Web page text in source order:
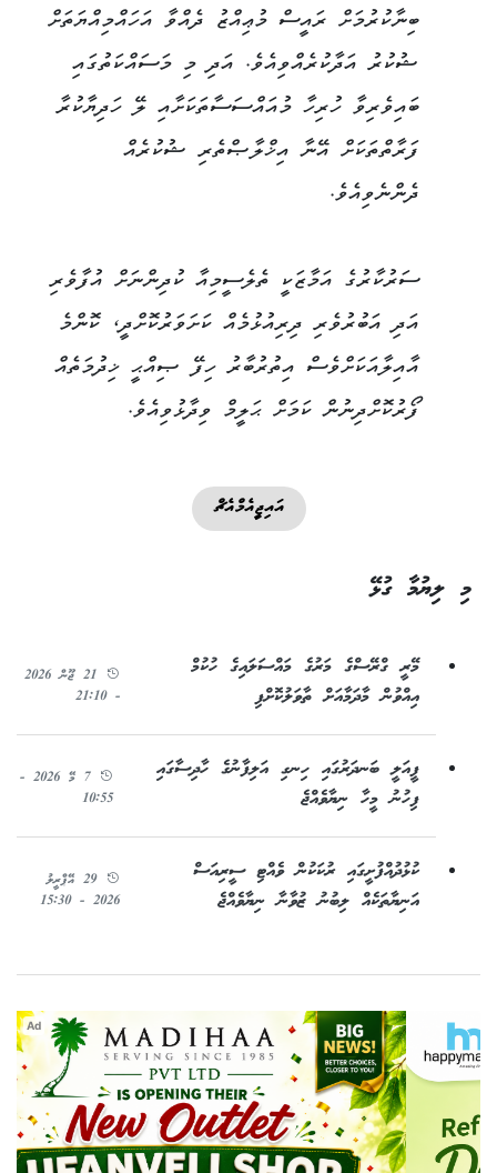
ބިނާކުރުމަށް ރައީސް މުޢިއްޒު ދެއްވާ އަހައްމިއްޔަތަށް
ޝުކުރު އަދާކުރެއްވިއެވެ. އަދި މި މަސައްކަތުގައި
ބައިވެރިވާ ހުރިހާ މުއައްސަސާތަކަށާއި ލޭ ހަދިޔާކުރާ
ފަރާތްތަކަށް އޭނާ އިޚްލާޞްތެރި ޝުކުރެއް
ދެންނެވިއެވެ.
ސަރުކާރުގެ އަމާޒަކީ ތެލެސީމިއާ ކުދިންނަށް އުފާވެރި
އަދި އަބުރުވެރި ދިރިއުޅުމެއް ކަށަވަރުކޮށްދީ، ކޮންމެ
އާއިލާއަކަށްވެސް އިތުރުބާރު ހިފޭ ޞިއްޙީ ޚިދުމަތެއް
ފޯރުކޮށްދިނުން ކަމަށް ޙަލީމް ވިދާޅުވިއެވެ.
އައިޖީއެމްއެޗް
މި ލިޔުމާ ގުޅޭ
މޭރީ ގްރޭސްގެ މަރުގެ މައްސަލައިގެ ހުކުމް
އިއްވުން މާދަމާއަށް ތާވަލުކޮށްފި
21 ޖޫން 2026
- 21:10
ފީއަލީ ބަނދަރުގައި ހިނގި އަލިފާނުގެ ހާދިސާގައި
ފިހުނު މީހާ ނިޔާވެއްޖެ
7 މޭ 2026 -
10:55
ކުޅުދުއްފުށީގައި ރުކަކުން ވެއްޓި ސީރިއަސް
އަނިޔާތަކެއް ލިބުނު ޒުވާނާ ނިޔާވެއްޖެ
29 އޭޕްރީލު
2026 - 15:30
Ad